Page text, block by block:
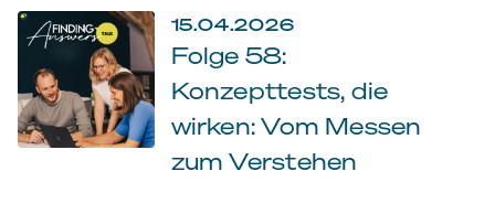
15.04.2026
Folge 58:
Konzepttests, die
wirken: Vom Messen
zum Verstehen